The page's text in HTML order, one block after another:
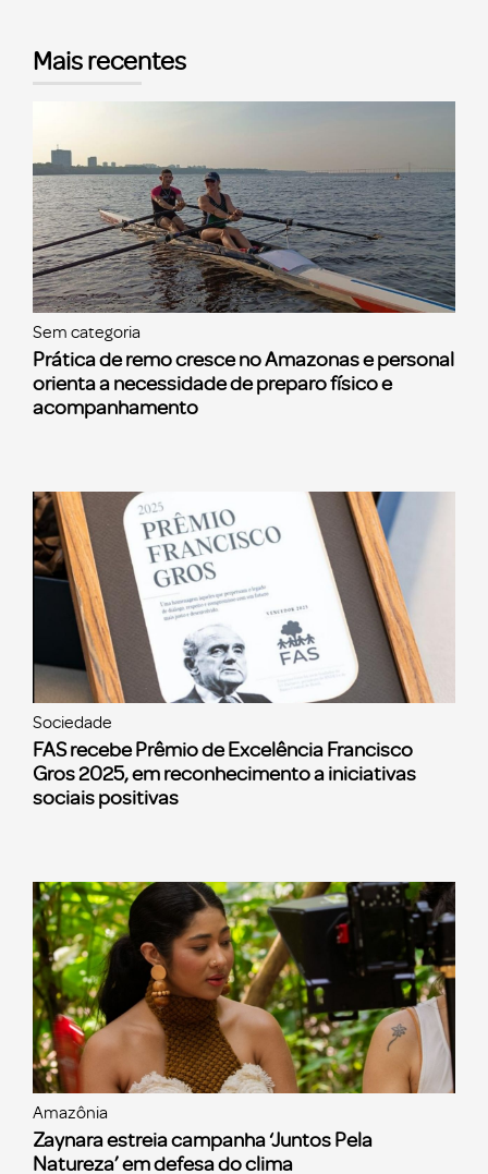
Mais recentes
Sem categoria
Prática de remo cresce no Amazonas e personal
orienta a necessidade de preparo físico e
acompanhamento
Sociedade
FAS recebe Prêmio de Excelência Francisco
Gros 2025, em reconhecimento a iniciativas
sociais positivas
Amazônia
Zaynara estreia campanha ‘Juntos Pela
Natureza’ em defesa do clima